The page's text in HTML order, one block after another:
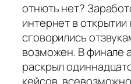
отнють нет?
интернет в открытии
сговорились
возможен. В финале
раскрыл